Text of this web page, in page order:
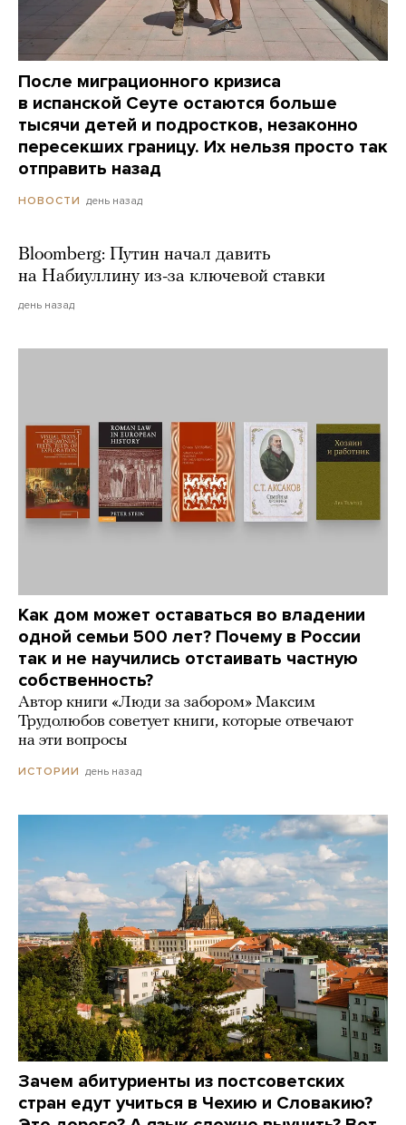
После миграционного кризиса
в испанской Сеуте остаются больше
тысячи детей и подростков, незаконно
пересекших границу. Их нельзя просто так
отправить назад
НОВОСТИ день назад
Bloomberg: Путин начал давить
на Набиуллину из-за ключевой ставки
день назад
Как дом может оставаться во владении
одной семьи 500 лет? Почему в России
так и не научились отстаивать частную
собственность?
Автор книги «Люди за забором» Максим
Трудолюбов советует книги, которые отвечают
на эти вопросы
ИСТОРИИ день назад
Зачем абитуриенты из постсоветских
стран едут учиться в Чехию и Словакию?